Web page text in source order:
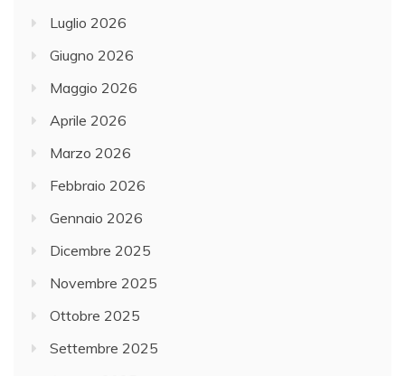
Luglio 2026
Giugno 2026
Maggio 2026
Aprile 2026
Marzo 2026
Febbraio 2026
Gennaio 2026
Dicembre 2025
Novembre 2025
Ottobre 2025
Settembre 2025